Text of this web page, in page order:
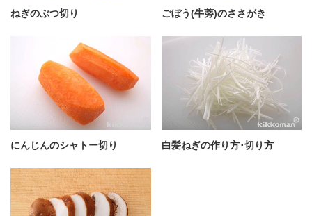
ねぎのぶつ切り ごぼう(牛蒡)のささがき
にんじんのシャトー切り 白髪ねぎの作り方･切り方